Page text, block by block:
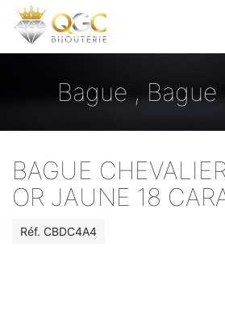
Bague , Bague
BAGUE
OR JAUNE 18
Réf. CBDC4A4
Panneau de gestion des cookies